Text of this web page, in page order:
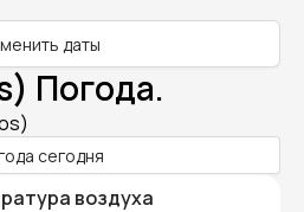
даты
Погода.
сегодня
воздуха